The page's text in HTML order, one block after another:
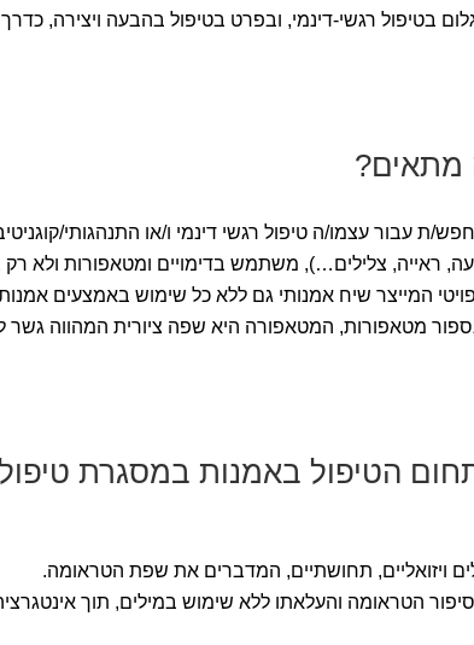
בטיפול רגשי-דינמי, ובפרט בטיפול בהבעה ויצירה, כדרך
מתאים?
ת עבור עצמו/ה טיפול רגשי דינמי ו/או התנהגותי/
ראייה, צלילים…), משתמש בדימויים ומטאפורות ולא
המייצר שיח אמנותי גם ללא כל שימוש באמצעים
מטאפורות, המטאפורה היא שפה ציורית המהווה גשר
הטיפול באמנות במסגרת טיפול
ויזואליים, תחושתיים, המדברים את שפת הטראומה.
הטראומה והעלאתו ללא שימוש במילים, תוך